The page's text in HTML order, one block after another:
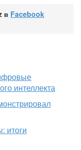
в Facebook
интеллекта
итоги